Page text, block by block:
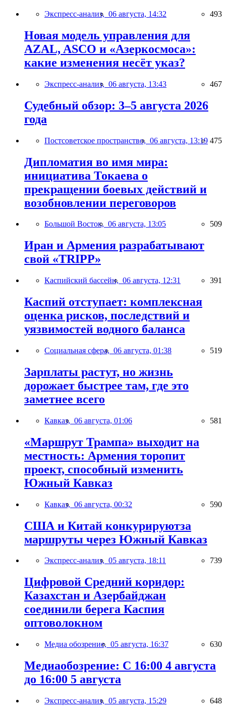
Экспресс-анализ, 06 августа, 14:32 493
Новая модель управления для
AZAL, ASCO и «Азеркосмоса»:
какие изменения несёт указ?
Экспресс-анализ, 06 августа, 13:43 467
Судебный обзор: 3–5 августа 2026
года
Постсоветское пространство, 06 августа, 13:19 475
Дипломатия во имя мира:
инициатива Токаева о
прекращении боевых действий и
возобновлении переговоров
Большой Восток, 06 августа, 13:05 509
Иран и Армения разрабатывают
свой «TRIPP»
Каспийский бассейн, 06 августа, 12:31 391
Каспий отступает: комплексная
оценка рисков, последствий и
уязвимостей водного баланса
Социальная сфера, 06 августа, 01:38 519
Зарплаты растут, но жизнь
дорожает быстрее там, где это
заметнее всего
Кавказ, 06 августа, 01:06 581
«Маршрут Трампа» выходит на
местность: Армения торопит
проект, способный изменить
Южный Кавказ
Кавказ, 06 августа, 00:32 590
США и Китай конкурируютза
маршруты через Южный Кавказ
Экспресс-анализ, 05 августа, 18:11 739
Цифровой Средний коридор:
Казахстан и Азербайджан
соединили берега Каспия
оптоволокном
Медиа обозрение, 05 августа, 16:37 630
Медиаобозрение: С 16:00 4 августа
до 16:00 5 августа
Экспресс-анализ, 05 августа, 15:29 648